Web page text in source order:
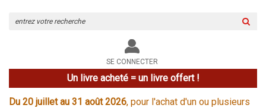
le
site
SE CONNECTER
Un livre acheté = un livre offert !
Du 20 juillet au 31 août 2026, pour l'achat d'un ou plusieurs